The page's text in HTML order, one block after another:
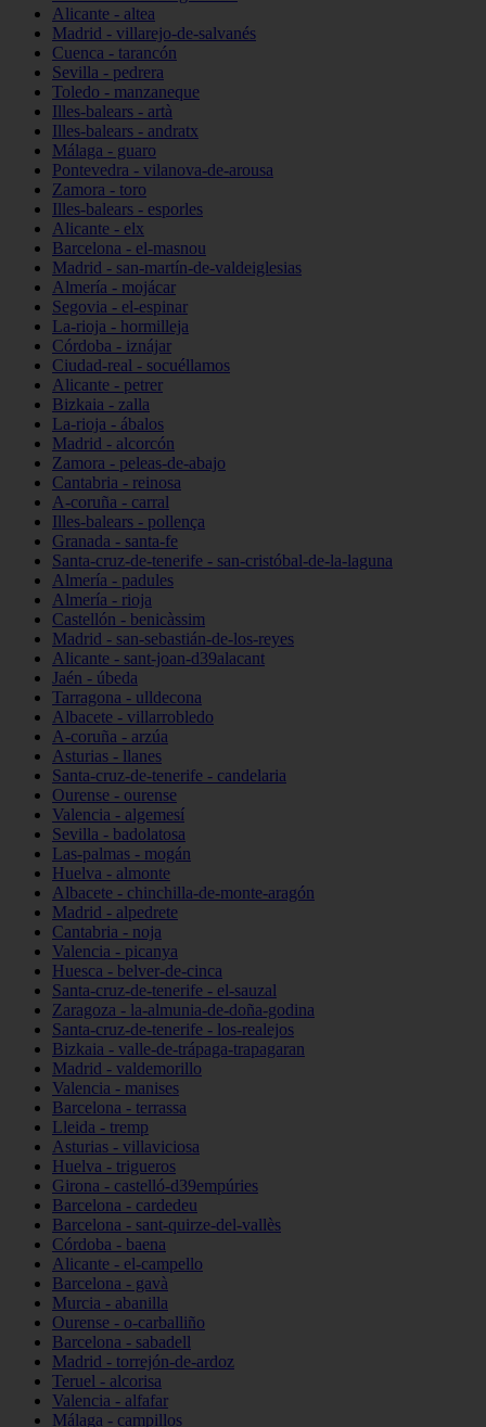
Alicante - altea
Madrid - villarejo-de-salvanés
Cuenca - tarancón
Sevilla - pedrera
Toledo - manzaneque
Illes-balears - artà
Illes-balears - andratx
Málaga - guaro
Pontevedra - vilanova-de-arousa
Zamora - toro
Illes-balears - esporles
Alicante - elx
Barcelona - el-masnou
Madrid - san-martín-de-valdeiglesias
Almería - mojácar
Segovia - el-espinar
La-rioja - hormilleja
Córdoba - iznájar
Ciudad-real - socuéllamos
Alicante - petrer
Bizkaia - zalla
La-rioja - ábalos
Madrid - alcorcón
Zamora - peleas-de-abajo
Cantabria - reinosa
A-coruña - carral
Illes-balears - pollença
Granada - santa-fe
Santa-cruz-de-tenerife - san-cristóbal-de-la-laguna
Almería - padules
Almería - rioja
Castellón - benicàssim
Madrid - san-sebastián-de-los-reyes
Alicante - sant-joan-d39alacant
Jaén - úbeda
Tarragona - ulldecona
Albacete - villarrobledo
A-coruña - arzúa
Asturias - llanes
Santa-cruz-de-tenerife - candelaria
Ourense - ourense
Valencia - algemesí
Sevilla - badolatosa
Las-palmas - mogán
Huelva - almonte
Albacete - chinchilla-de-monte-aragón
Madrid - alpedrete
Cantabria - noja
Valencia - picanya
Huesca - belver-de-cinca
Santa-cruz-de-tenerife - el-sauzal
Zaragoza - la-almunia-de-doña-godina
Santa-cruz-de-tenerife - los-realejos
Bizkaia - valle-de-trápaga-trapagaran
Madrid - valdemorillo
Valencia - manises
Barcelona - terrassa
Lleida - tremp
Asturias - villaviciosa
Huelva - trigueros
Girona - castelló-d39empúries
Barcelona - cardedeu
Barcelona - sant-quirze-del-vallès
Córdoba - baena
Alicante - el-campello
Barcelona - gavà
Murcia - abanilla
Ourense - o-carballiño
Barcelona - sabadell
Madrid - torrejón-de-ardoz
Teruel - alcorisa
Valencia - alfafar
Málaga - campillos